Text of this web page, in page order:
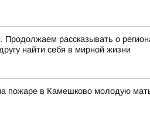
рассказывать о
найти себя в мирной жизни
пожаре в Камешково молодую